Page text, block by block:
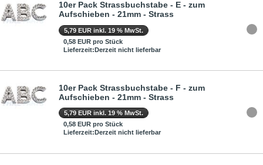
10er Pack Strassbuchstabe - E - zum
Aufschieben - 21mm - Strass
5,79 EUR inkl. 19 % MwSt.
0,58 EUR pro Stück
Lieferzeit:Derzeit nicht lieferbar
10er Pack Strassbuchstabe - F - zum
Aufschieben - 21mm - Strass
5,79 EUR inkl. 19 % MwSt.
0,58 EUR pro Stück
Lieferzeit:Derzeit nicht lieferbar